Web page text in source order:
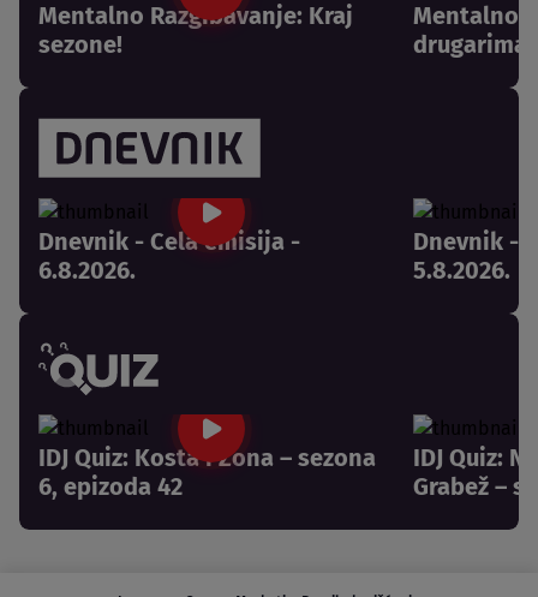
Mentalno Razgibavanje: Kraj
sezone!
Mentalno
drugarima
Dnevnik - Cela emisija -
6.8.2026.
Dnevnik -
5.8.2026.
IDJ Quiz: Kosta i Zona – sezona
6, epizoda 42
IDJ Quiz:
Grabež –